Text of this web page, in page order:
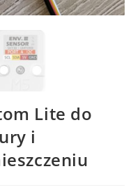
Lite do
i